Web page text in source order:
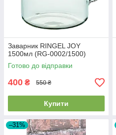
Заварник RINGEL JOY
1500мл (RG-0002/1500)
Готово до відправки
400 ₴ 550 ₴
Купити
–31%